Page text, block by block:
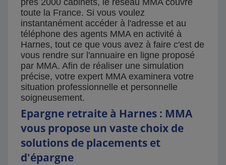
toute la France. Si vous voulez
instantanément accéder à l'adresse et au
téléphone des agents MMA en activité à
Harnes, tout ce que vous avez à faire c'est de
vous rendre sur l'annuaire en ligne proposé
par MMA. Afin de réaliser une simulation
précise, votre expert MMA examinera votre
situation professionnelle et personnelle
soigneusement.
Epargne retraite à Harnes : MMA
vous propose un vaste choix de
solutions de placements et
d'épargne